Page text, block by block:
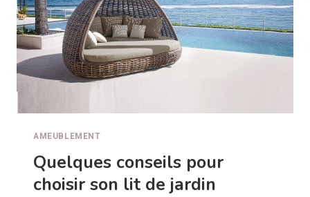
AMEUBLEMENT
Quelques conseils pour
choisir son lit de jardin